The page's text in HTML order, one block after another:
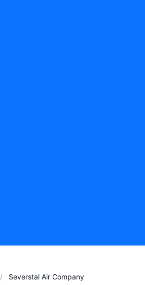
Severstal Air Company